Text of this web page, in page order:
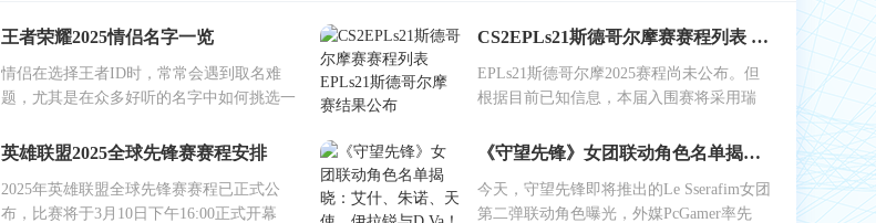
王者荣耀2025情侣名字一览
情侣在选择王者ID时，常常会遇到取名难
题，尤其是在众多好听的名字中如何挑选一
CS2EPLs21斯德哥尔摩赛赛程列表 EPLs21斯德哥尔摩赛结果公布
EPLs21斯德哥尔摩2025赛程尚未公布。但
根据目前已知信息，本届入围赛将采用瑞
英雄联盟2025全球先锋赛赛程安排
2025年英雄联盟全球先锋赛赛程已正式公
布，比赛将于3月10日下午16:00正式开幕
《守望先锋》女团联动角色名单揭晓：艾什、朱诺、天使、伊拉锐与D.Va！
今天，守望先锋即将推出的Le Sserafim女团
第二弹联动角色曝光，外媒PcGamer率先